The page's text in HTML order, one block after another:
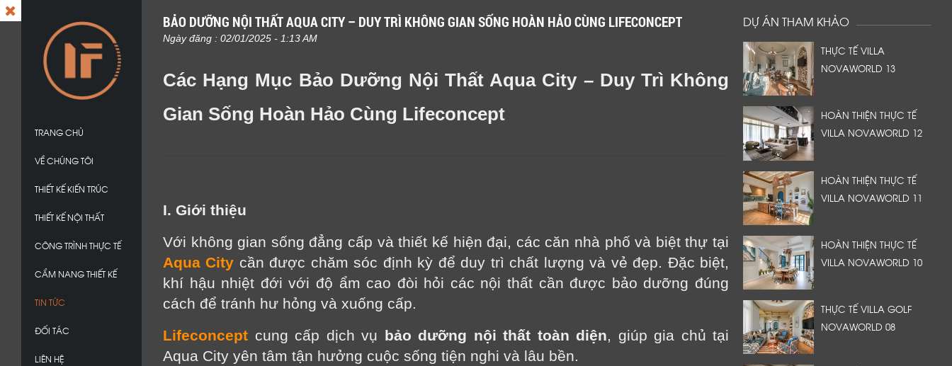
TRANG CHỦ
VỀ CHÚNG TÔI
THIẾT KẾ KIẾN TRÚC
THIẾT KẾ NỘI THẤT
CÔNG TRÌNH THỰC TẾ
CẨM NANG THIẾT KẾ
TIN TỨC
ĐỐI TÁC
LIÊN HỆ
BẢO DƯỠNG NỘI THẤT AQUA CITY – DUY TRÌ KHÔNG GIAN SỐNG HOÀN HẢO CÙNG LIFECONCEPT
Ngày đăng : 02/01/2025 - 1:13 AM
Các Hạng Mục Bảo Dưỡng Nội Thất Aqua City – Duy Trì Không
Gian Sống Hoàn Hảo Cùng Lifeconcept
I. Giới thiệu
Với không gian sống đẳng cấp và thiết kế hiện đại, các căn nhà phố và biệt thự tại
Aqua City cần được chăm sóc định kỳ để duy trì chất lượng và vẻ đẹp. Đặc biệt,
khí hậu nhiệt đới với độ ẩm cao đòi hỏi các nội thất cần được bảo dưỡng đúng
cách để tránh hư hỏng và xuống cấp.
Lifeconcept cung cấp dịch vụ bảo dưỡng nội thất toàn diện, giúp gia chủ tại
Aqua City yên tâm tận hưởng cuộc sống tiện nghi và lâu bền.
DỰ ÁN THAM KHẢO
THỰC TẾ VILLA
NOVAWORLD 13
HOÀN THIỆN THỰC TẾ
VILLA NOVAWORLD 12
HOÀN THIỆN THỰC TẾ
VILLA NOVAWORLD 11
HOÀN THIỆN THỰC TẾ
VILLA NOVAWORLD 10
THỰC TẾ VILLA GOLF
NOVAWORLD 08